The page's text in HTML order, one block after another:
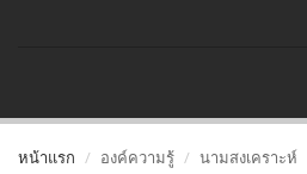
หน้าแรก องค์ความรู้
นามสงเคราะห์